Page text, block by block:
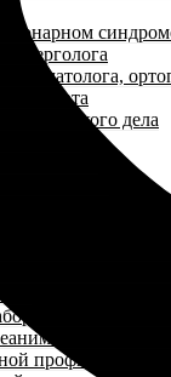
дела
по приказу
профилактики